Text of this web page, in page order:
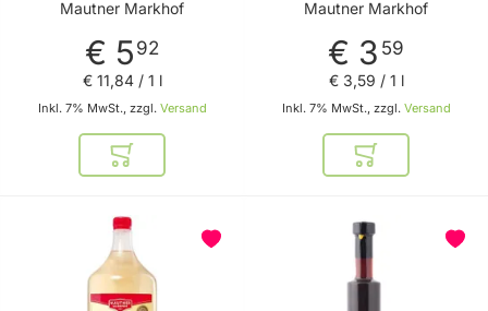
Mautner Markhof
€ 5 92
Inkl. 7% MwSt., zzgl. Versand
€ 11,84/ 1 l
In den Warenkorb
Mautner Markhof
€ 3 59
Inkl. 7% MwSt., zzgl. Versand
€ 3,59 / 1 l
In den